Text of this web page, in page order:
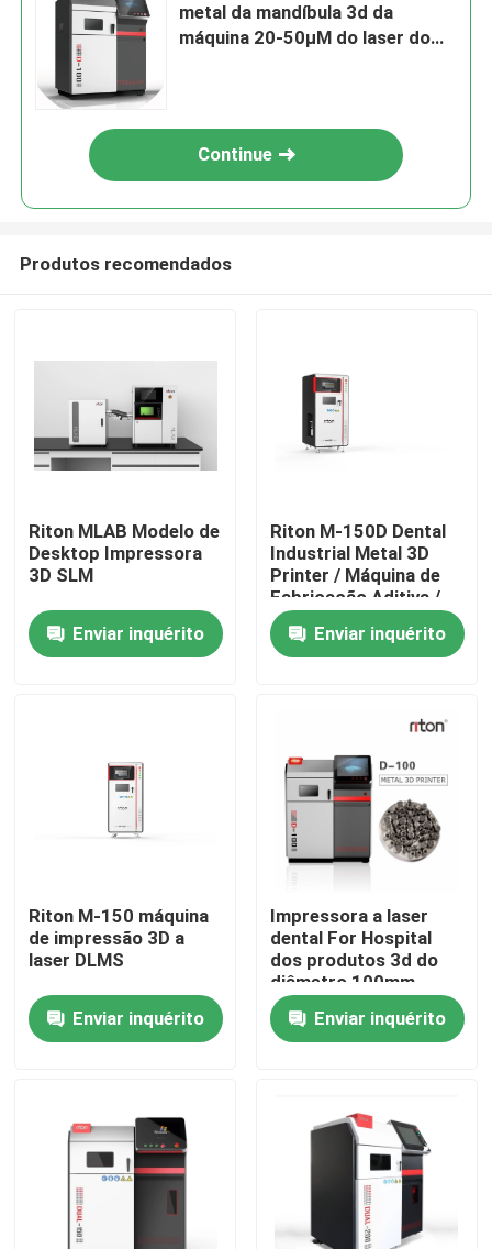
Casa
Impressora dental do metal 3D
Impressora do SLM 3D
Impressora do LCD 3D
Resina fotossensível
metal da mandíbula 3d da
máquina 20-50μM do laser do
Continue
Produtos recomendados
Riton MLAB Modelo de
Desktop Impressora
3D SLM
Enviar inquérito
Riton M-150D Dental
Industrial Metal 3D
Printer / Máquina de
Fabricação Aditiva /
Máquina médica de
fundição a laser SLM /
Máquina de
Enviar inquérito
Riton M-150 máquina
de impressão 3D a
laser DLMS
Enviar inquérito
Impressora a laser
dental For Hospital
dos produtos 3d do
diâmetro 100mm
Enviar inquérito